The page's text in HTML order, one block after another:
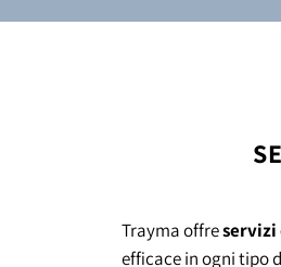
Trayma offre
efficace in ogni tipo